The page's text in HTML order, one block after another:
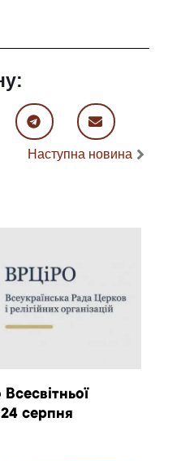
Наступна новина
серпня